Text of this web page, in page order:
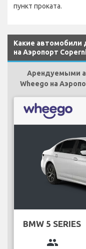
пункт проката.
Какие автомобили
на Аэропорт
Арендуемыми
Wheego на
BMW 5 SERIES
group